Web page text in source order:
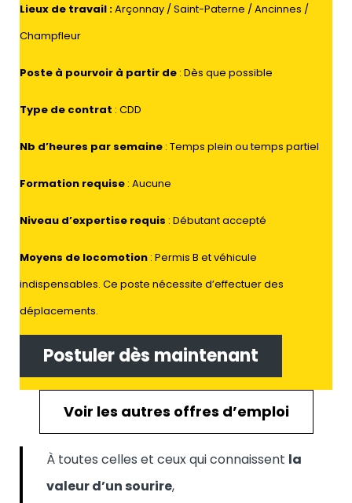
Lieux de travail :Arçonnay / Saint-Paterne / Ancinnes /
Champfleur
Poste à pourvoir à partir de : Dès que possible
Type de contrat : CDD
Nb d’heures par semaine : Temps plein ou temps partiel
Formation requise : Aucune
Niveau d’expertise requis : Débutant accepté
Moyens de locomotion : Permis B et véhicule
indispensables. Ce poste nécessite d’effectuer des
déplacements.
Postuler dès maintenant
Voir les autres offres d’emploi
À toutes celles et ceux qui connaissent la
valeur d’un sourire,